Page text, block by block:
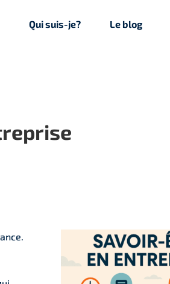
Qui suis-je? Le blog